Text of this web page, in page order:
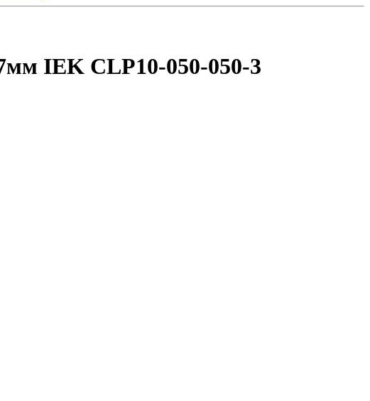
IEK CLP10-050-050-3